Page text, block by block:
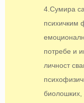
4.Сумира
психичким
потребе и
личност
биолошких,